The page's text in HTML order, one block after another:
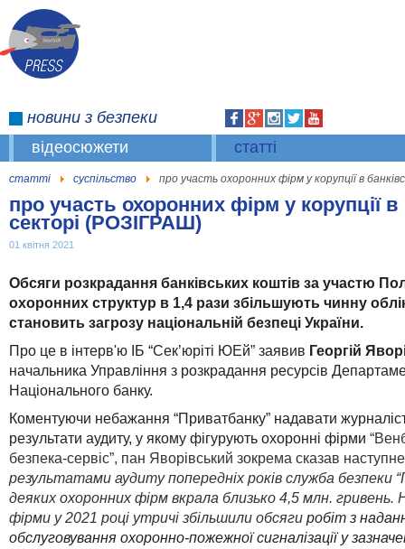
новини з безпеки
відеосюжети
статті
статті суспільство про участь охоронних фірм у корупції в
про участь охоронних фірм у корупції
секторі (РОЗІГРАШ)
01 квітня 2021
Обсяги розкрадання банківських коштів за участю
охоронних структур в 1,4 рази збільшують чинну
становить загрозу національній безпеці України.
Про це в інтерв'ю ІБ “Сек’юріті ЮЕй” заявив Георгій
начальника Управління з розкрадання ресурсів
Національного банку.
Коментуючи небажання “Приватбанку” надавати
результати аудиту, у якому фігурують охоронні фірми
безпека-сервіс”, пан Яворівський зокрема сказав наступне
результатами аудитупопередніх років служба безпеки
деякихохоронних фірм вкрала близько 4,5 млн.
фірми у 2021 році утричі збільшили обсяги робіт з
обслуговування охоронно-пожежної сигналізаціїу